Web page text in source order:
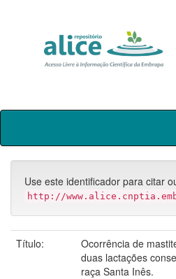
Skip
Use este identificador para citar
http://
Título:
Ocorrência de
duas lactações
raça Santa Inês.